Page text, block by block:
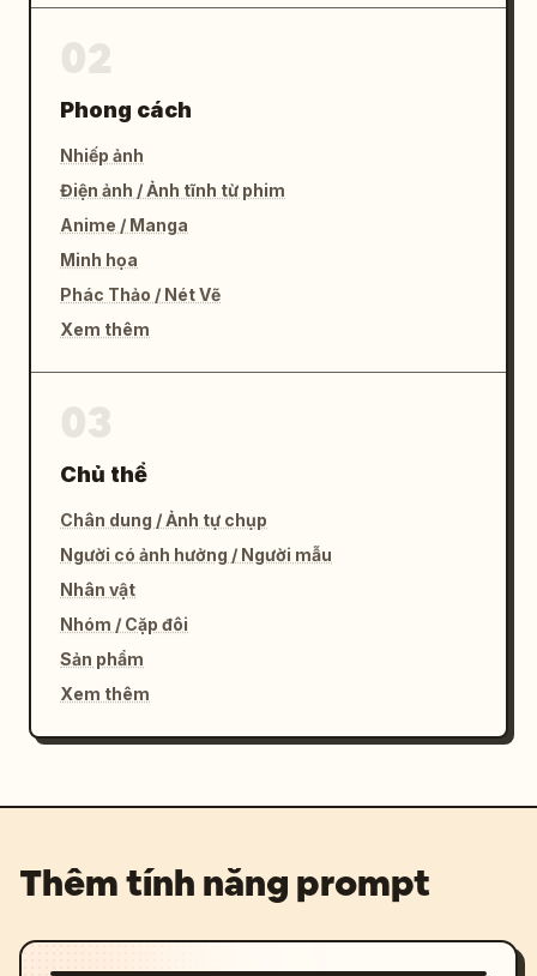
Phong cách
Nhiếp ảnh
Điện ảnh / Ảnh tĩnh từ phim
Anime / Manga
Minh họa
Phác Thảo / Nét Vẽ
Xem thêm
Chủ thể
Chân dung / Ảnh tự chụp
Người có ảnh hưởng / Người mẫu
Nhân vật
Nhóm / Cặp đôi
Sản phẩm
Xem thêm
Thêm tính năng prompt